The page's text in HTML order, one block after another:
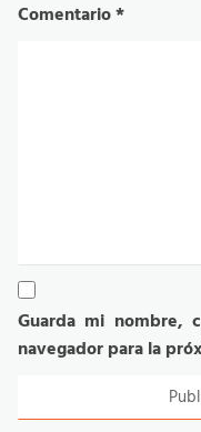
Comentario*
Guarda mi nombre,
navegador para la